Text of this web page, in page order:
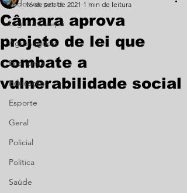
Todos os posts
Laguna Carapã
Agronegócio
Economia
Educação
Esporte
Geral
Policial
Política
Saúde
Câmara aprova
projeto de lei que
combate a
vulnerabilidade social
16 de set. de 2021 1 min de leitura